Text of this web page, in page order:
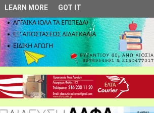
LEARN MORE GOT IT